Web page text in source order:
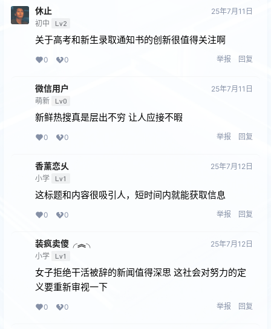
休止
初中 Lv2
25年7月11日
关于高考和新生录取通知书的创新很值得关注啊
0 0 举报 回复
微信用户
萌新 Lv0
25年7月11日
新鲜热搜真是层出不穷 让人应接不暇
0 0 举报 回复
香薰恋乆
小学 Lv1
25年7月12日
这标题和内容很吸引人，短时间内就能获取信息
0 0 举报 回复
装疯卖傻╭︽╮
小学 Lv1
25年7月12日
女子拒绝干活被辞的新闻值得深思 这社会对努力的定
义要重新审视一下
0 0 举报 回复